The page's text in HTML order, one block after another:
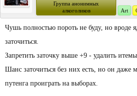
Группа анонимных
алкоголиков
Art
Чушь полностью пороть не буду, но вроде
заточиться.
Запретить заточку выше +9 - удалить
Шанс заточиться без них есть, но он
путенга проиграть на выборах.